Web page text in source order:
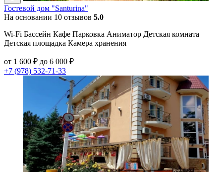
Гостевой дом "Santurina"
На основании 10 отзывов 5.0
Wi-Fi Бассейн Кафе Парковка Аниматор Детская комната
Детская площадка Камера хранения
от 1 600 ₽ до 6 000 ₽
+7 (978) 532-71-33